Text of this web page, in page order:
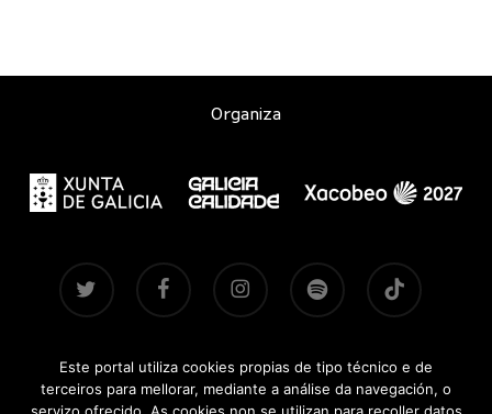
Organiza
twitter facebook instagram spotify tiktok
Contacto |Aviso legal|Accesibilidade|Brandsite| Pasadas
edicións:2021-2022· 2024· 2025
Este portal utiliza cookies propias de tipo técnico e de
terceiros para mellorar, mediante a análise da navegación, o